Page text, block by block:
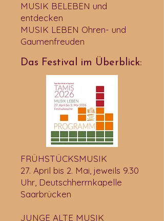
MUSIK BELEBEN und
entdecken
MUSIK LEBEN Ohren- und
Gaumenfreuden​​
Das Festival im Überblick​:
FRÜHSTÜCKSMUSIK
27. April bis 2. Mai, jeweils 9.30
Uhr, Deutschherrnkapelle
Saarbrücken
JUNGE ALTE MUSIK